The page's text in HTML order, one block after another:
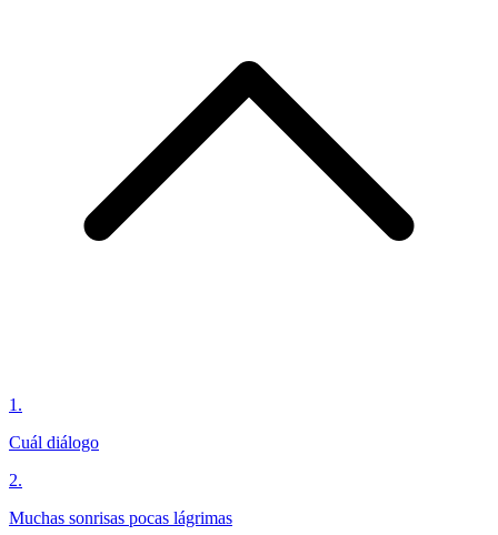
1 .
Cuál diálogo
2.
Muchas sonrisas pocas lágrimas